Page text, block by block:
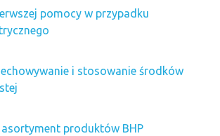
pomocy w przypadku
i stosowanie środków
produktów BHP